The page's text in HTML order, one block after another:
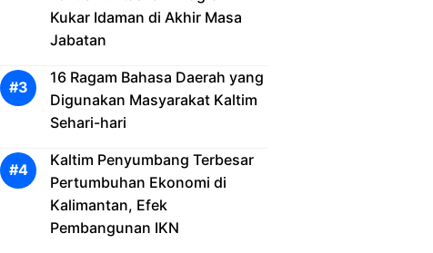
Kukar Idaman di Akhir Masa
Jabatan
16 Ragam Bahasa Daerah yang
Digunakan Masyarakat Kaltim
Sehari-hari
Kaltim Penyumbang Terbesar
Pertumbuhan Ekonomi di
Kalimantan, Efek
Pembangunan IKN